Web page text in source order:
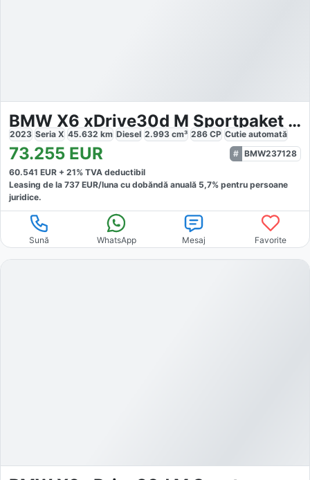
BMW X6 xDrive30d M Sportpaket Pro
2023 Seria X 45.632 km Diesel 2.993 cm³ 286 CP Cutie automată
73.255 EUR
BMW237128
60.541 EUR + 21% TVA deductibil
Leasing de la 737 EUR/luna cu dobăndă anuală 5,7% pentru persoane
juridice.
Sună WhatsApp Mesaj Favorite